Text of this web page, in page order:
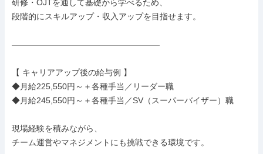
研修・OJTを通して基礎から学べるため、
段階的にスキルアップ・収入アップを目指せます。
――――――――――――――――――
【 キャリアアップ後の給与例 】
◆月給225,550円～＋各種手当／リーダー職
◆月給245,550円～＋各種手当／SV（スーパーバイザー）職
現場経験を積みながら、
チーム運営やマネジメントにも挑戦できる環境です。